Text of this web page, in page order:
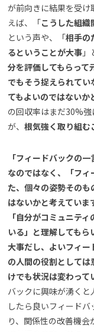
が前向きに結果を受け
えば、「こうした組
という声や、「相手の
るということが大事
分を評価してもらって
でもそう捉えられて
てもよいのではないか
の回収率はまだ30%
が、 根気強く取り組む
「フィードバックの
なのではなく、「フ
た、個々の姿勢その
はないかと考えていま
「自分がコミュニテ
いる」と理解しても
大事だし、よいフィー
の人間の役割として
けでも状況は変わって
バックに興味が湧くと
したら良いフィード
り、関係性の改善機